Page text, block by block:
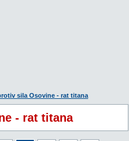
sila Osovine - rat titana
- rat titana